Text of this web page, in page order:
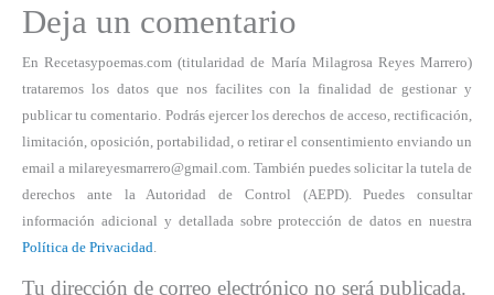
Deja un comentario
En Recetasypoemas.com (titularidad de María Milagrosa Reyes Marrero)
trataremos los datos que nos facilites con la finalidad de gestionar y
publicar tu comentario. Podrás ejercer los derechos de acceso, rectificación,
limitación, oposición, portabilidad, o retirar el consentimiento enviando un
email a milareyesmarrero@gmail.com. También puedes solicitar la tutela de
derechos ante la Autoridad de Control (AEPD). Puedes consultar
información adicional y detallada sobre protección de datos en nuestra
Política de Privacidad.
Tu dirección de correo electrónico no será publicada.